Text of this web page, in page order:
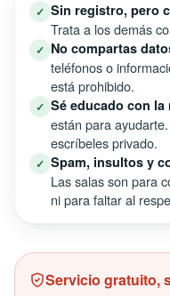
✓ Sin registro, pero
Trata a los demás
✓ No compartas
teléfonos o
está prohibido.
✓ Sé educado con la
están para
escríbeles privado.
✓ Spam, insultos y
Las salas son para
ni para faltar al
Servicio gratuito,